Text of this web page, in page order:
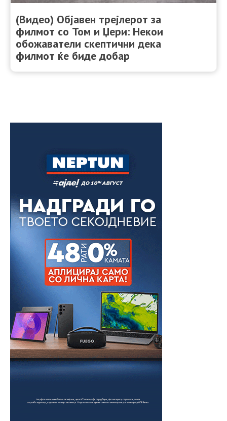
(Видео) Објавен трејлерот за
филмот со Том и Џери: Некои
обожаватели скептични дека
филмот ќе биде добар